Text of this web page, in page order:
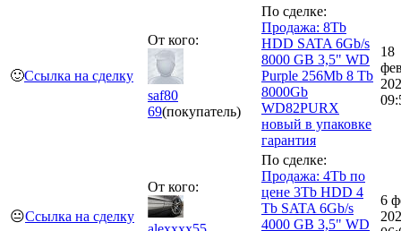
🙂Ссылка на сделку
От кого:
saf80
69(покупатель)
По сделке:
Продажа: 8Tb
HDD SATA 6Gb/s
8000 GB 3,5" WD
Purple 256Mb 8 Tb
8000Gb
WD82PURX
новый в упаковке
гарантия
18
😐Ссылка на сделку
От кого:
По сделке:
Продажа: 4Tb по
цене 3Tb HDD 4
Tb SATA 6Gb/s
4000 GB 3,5" WD
6